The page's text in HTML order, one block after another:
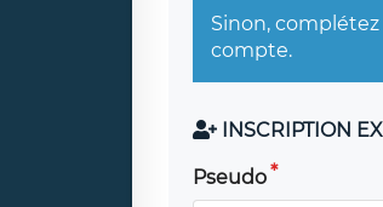
Sinon,
compte.
INSCRIPTION
Pseudo